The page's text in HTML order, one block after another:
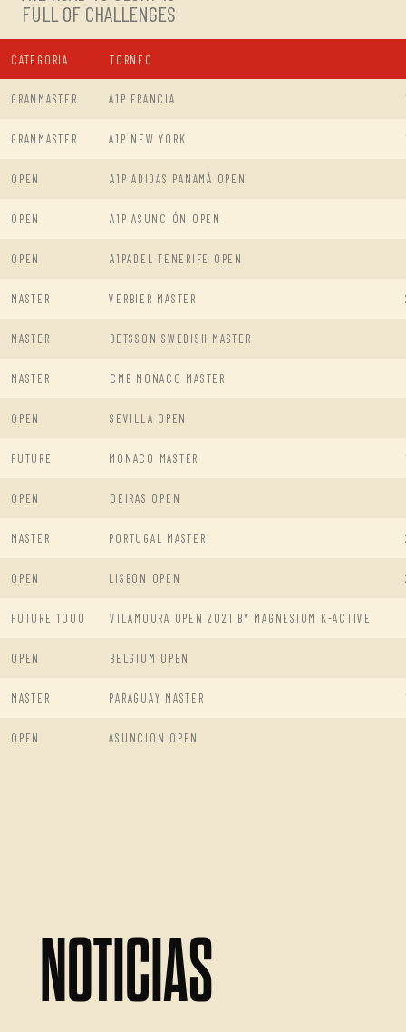
FULL OF CHALLENGES
CATEGORIA TORNEO
GRANMASTER A1P FRANCIA
GRANMASTER A1P NEW YORK
OPEN A1P ADIDAS PANAMÁ OPEN
OPEN A1P ASUNCIÓN OPEN
OPEN A1PADEL TENERIFE OPEN
MASTER VERBIER MASTER
MASTER BETSSON SWEDISH MASTER
MASTER CMB MONACO MASTER
OPEN SEVILLA OPEN
FUTURE MONACO MASTER
OPEN OEIRAS OPEN
MASTER PORTUGAL MASTER
OPEN LISBON OPEN
FUTURE 1000 VILAMOURA OPEN 2021 BY MAGNESIUM K-ACTIVE
OPEN BELGIUM OPEN
MASTER PARAGUAY MASTER
OPEN ASUNCION OPEN
NOTICIAS